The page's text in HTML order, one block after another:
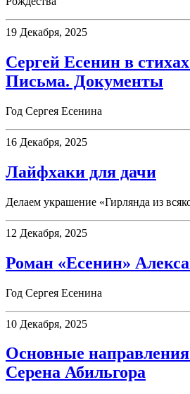
19 Декабря, 2025
Сергей Есенин в
Письма. Документы
Год Сергея Есенина
16 Декабря, 2025
Лайфхаки для дачи
Делаем украшение «Гирлянда из
12 Декабря, 2025
Роман «Есенин»
Год Сергея Есенина
10 Декабря, 2025
Основные направления
Серена Абильгора